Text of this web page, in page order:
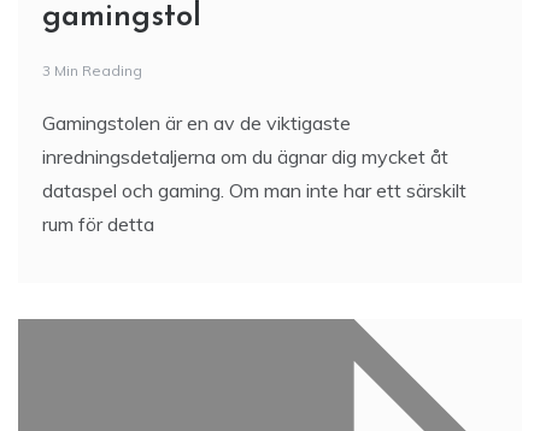
gamingstol
3 Min Reading
Gamingstolen är en av de viktigaste
inredningsdetaljerna om du ägnar dig mycket åt
dataspel och gaming. Om man inte har ett särskilt
rum för detta